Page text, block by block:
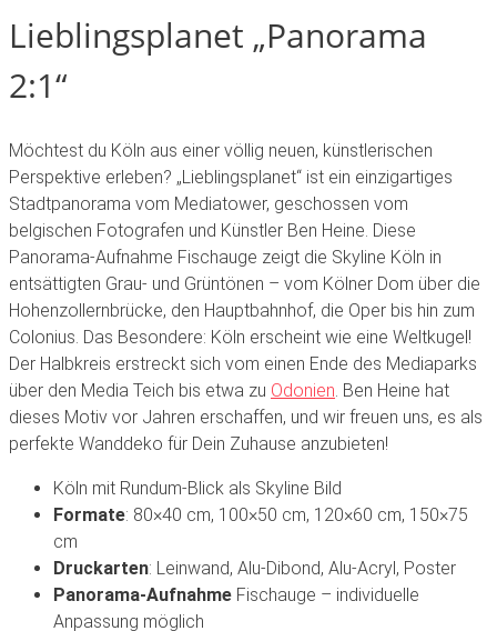
Lieblingsplanet „Panorama
2:1“
Möchtest du Köln aus einer völlig neuen, künstlerischen
Perspektive erleben? „Lieblingsplanet“ ist ein einzigartiges
Stadtpanorama vom Mediatower, geschossen vom
belgischen Fotografen und Künstler Ben Heine. Diese
Panorama-Aufnahme Fischauge zeigt die Skyline Köln in
entsättigten Grau- und Grüntönen – vom Kölner Dom über die
Hohenzollernbrücke, den Hauptbahnhof, die Oper bis hin zum
Colonius. Das Besondere: Köln erscheint wie eine Weltkugel!
Der Halbkreis erstreckt sich vom einen Ende des Mediaparks
über den Media Teich bis etwa zu Odonien Ben Heine hat
dieses Motiv vor Jahren erschaffen, und wir freuen uns, es als
perfekte Wanddeko für Dein Zuhause anzubieten!
Köln mit Rundum-Blick als Skyline Bild
Formate: 80×40 cm, 100×50 cm, 120×60 cm, 150×75
cm
Druckarten: Leinwand, Alu-Dibond, Alu-Acryl, Poster
Panorama-Aufnahme Fischauge – individuelle
Anpassung möglich